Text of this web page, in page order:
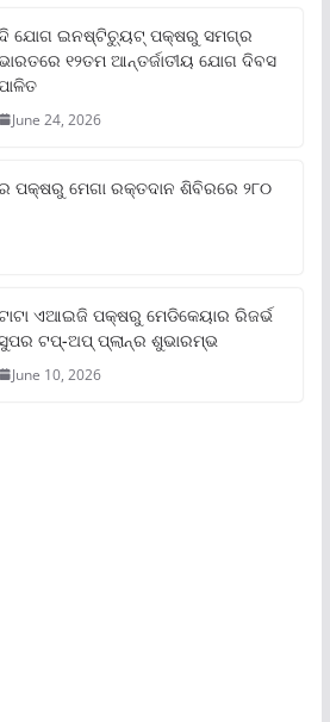
ଯୋଗ ଇନଷ୍ଟିଚ୍ୟୁଟ୍ ପକ୍ଷରୁ ସମଗ୍ର
୧୨ତମ ଆନ୍ତର୍ଜାତୀୟ ଯୋଗ ଦିବସ
June 24, 2026
ପକ୍ଷରୁ ମେଗା ରକ୍ତଦାନ ଶିବିରରେ ୨୮୦
ଏଆଇଜି ପକ୍ଷରୁ ମେଡିକେୟାର ରିଜର୍ଭ
ଟପ୍‌-ଅପ୍ ପ୍ଲାନ୍‌ର ଶୁଭାରମ୍ଭ
June 10, 2026